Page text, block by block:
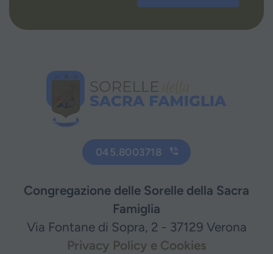
045.8003718
Congregazione delle Sorelle della Sacra
Famiglia
Via Fontane di Sopra, 2 - 37129 Verona
Privacy Policy e Cookies